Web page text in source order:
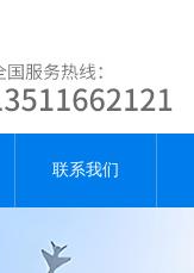
联系我们